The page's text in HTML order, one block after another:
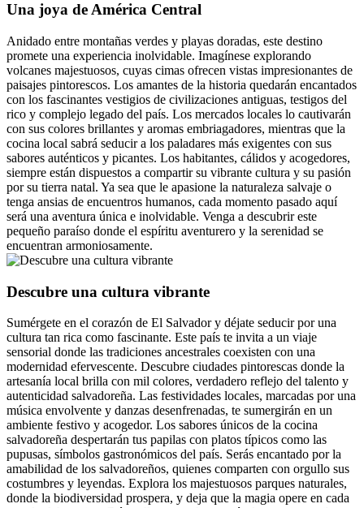
Una joya de América Central
Anidado entre montañas verdes y playas doradas, este destino
promete una experiencia inolvidable. Imagínese explorando
volcanes majestuosos, cuyas cimas ofrecen vistas impresionantes de
paisajes pintorescos. Los amantes de la historia quedarán encantados
con los fascinantes vestigios de civilizaciones antiguas, testigos del
rico y complejo legado del país. Los mercados locales lo cautivarán
con sus colores brillantes y aromas embriagadores, mientras que la
cocina local sabrá seducir a los paladares más exigentes con sus
sabores auténticos y picantes. Los habitantes, cálidos y acogedores,
siempre están dispuestos a compartir su vibrante cultura y su pasión
por su tierra natal. Ya sea que le apasione la naturaleza salvaje o
tenga ansias de encuentros humanos, cada momento pasado aquí
será una aventura única e inolvidable. Venga a descubrir este
pequeño paraíso donde el espíritu aventurero y la serenidad se
encuentran armoniosamente.
Descubre una cultura vibrante
Sumérgete en el corazón de El Salvador y déjate seducir por una
cultura tan rica como fascinante. Este país te invita a un viaje
sensorial donde las tradiciones ancestrales coexisten con una
modernidad efervescente. Descubre ciudades pintorescas donde la
artesanía local brilla con mil colores, verdadero reflejo del talento y
autenticidad salvadoreña. Las festividades locales, marcadas por una
música envolvente y danzas desenfrenadas, te sumergirán en un
ambiente festivo y acogedor. Los sabores únicos de la cocina
salvadoreña despertarán tus papilas con platos típicos como las
pupusas, símbolos gastronómicos del país. Serás encantado por la
amabilidad de los salvadoreños, quienes comparten con orgullo sus
costumbres y leyendas. Explora los majestuosos parques naturales,
donde la biodiversidad prospera, y deja que la magia opere en cada